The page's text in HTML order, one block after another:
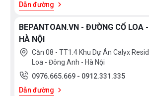
Dẫn đường
BEPANTOAN.VN - ĐƯỜNG CỔ LOA
HÀ NỘI
Căn 08 - TT1.4 Khu Dự Án Calyx
Loa - Đông Anh - Hà Nội
0976.665.669 - 0912.331.335
Dẫn đường